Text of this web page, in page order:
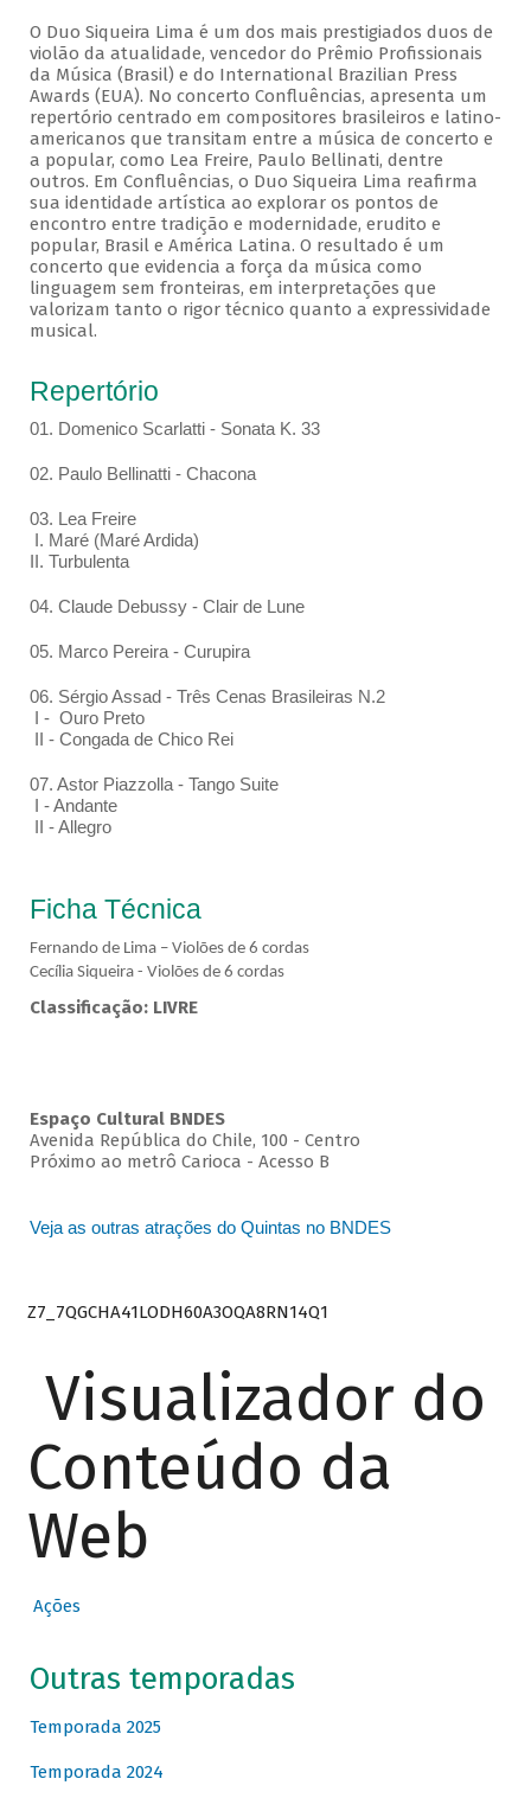
O Duo Siqueira Lima é um dos mais prestigiados duos de
violão da atualidade, vencedor do Prêmio Profissionais
da Música (Brasil) e do International Brazilian Press
Awards (EUA). No concerto Confluências, apresenta um
repertório centrado em compositores brasileiros e latino-
americanos que transitam entre a música de concerto e
a popular, como Lea Freire, Paulo Bellinati, dentre
outros. Em Confluências, o Duo Siqueira Lima reafirma
sua identidade artística ao explorar os pontos de
encontro entre tradição e modernidade, erudito e
popular, Brasil e América Latina. O resultado é um
concerto que evidencia a força da música como
linguagem sem fronteiras, em interpretações que
valorizam tanto o rigor técnico quanto a expressividade
musical.
Repertório
01. Domenico Scarlatti - Sonata K. 33
02. Paulo Bellinatti - Chacona
03. Lea Freire
I. Maré (Maré Ardida)
II. Turbulenta
04. Claude Debussy - Clair de Lune
05. Marco Pereira - Curupira
06. Sérgio Assad - Três Cenas Brasileiras N.2
I - Ouro Preto
II - Congada de Chico Rei
07. Astor Piazzolla - Tango Suite
I - Andante
II - Allegro
Ficha Técnica
Fernando de Lima – Violões de 6 cordas
Cecília Siqueira - Violões de 6 cordas
Classificação: LIVRE
Espaço Cultural BNDES
Avenida República do Chile, 100 - Centro
Próximo ao metrô Carioca - Acesso B
Veja as outras atrações do Quintas no BNDES
Z7_7QGCHA41LODH60A3OQA8RN14Q1
Visualizador do
Conteúdo da
Web
Ações
Outras temporadas
Temporada 2025
Temporada 2024